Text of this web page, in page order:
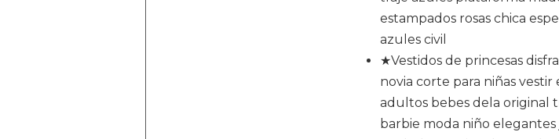
estampados rosas chica
azules civil
★Vestidos de princesas
novia corte para niñas
adultos bebes dela original
barbie moda niño